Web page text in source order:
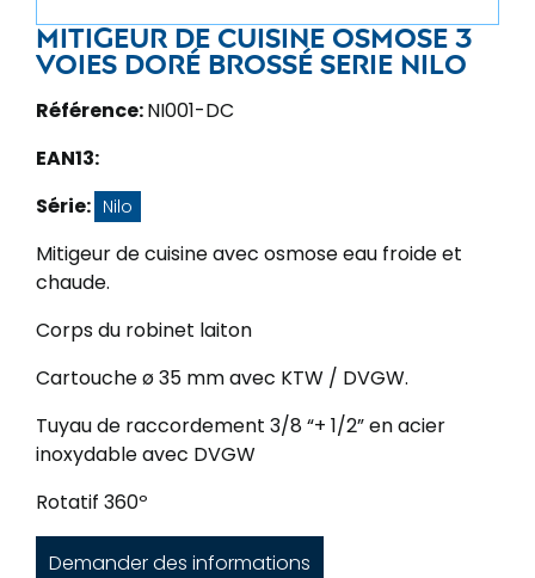
Mitigeur de cuisine osmose 3
voies doré brossé Serie Nilo
Référence:NI001-DC
EAN13:
Série: Nilo
Mitigeur de cuisine avec osmose eau froide et
chaude.
Corps du robinet laiton
Cartouche ø 35 mm avec KTW / DVGW.
Tuyau de raccordement 3/8 “+ 1/2” en acier
inoxydable avec DVGW
Rotatif 360º
Demander des informations